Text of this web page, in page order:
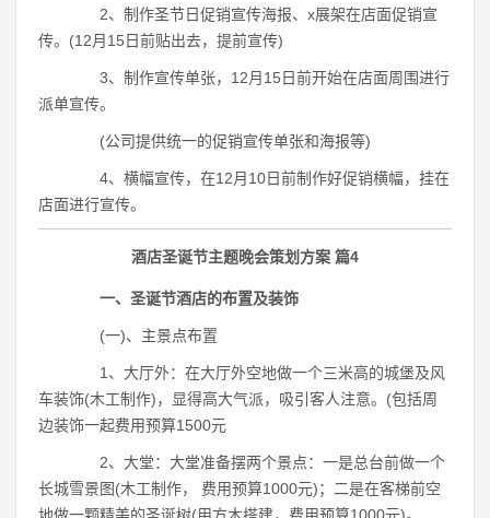
2、制作圣节日促销宣传海报、x展架在店面促销宣
传。(12月15日前贴出去，提前宣传)
3、制作宣传单张，12月15日前开始在店面周围进行
派单宣传。
(公司提供统一的促销宣传单张和海报等)
4、横幅宣传，在12月10日前制作好促销横幅，挂在
店面进行宣传。
酒店圣诞节主题晚会策划方案 篇4
一、圣诞节酒店的布置及装饰
(一)、主景点布置
1、大厅外：在大厅外空地做一个三米高的城堡及风
车装饰(木工制作)，显得高大气派，吸引客人注意。(包括周
边装饰一起费用预算1500元
2、大堂：大堂准备摆两个景点：一是总台前做一个
长城雪景图(木工制作， 费用预算1000元)；二是在客梯前空